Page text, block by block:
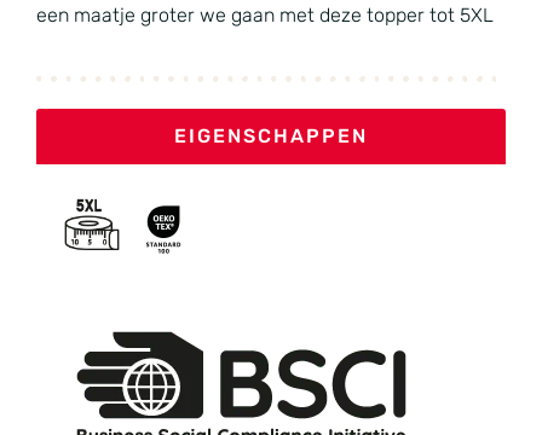
een maatje groter we gaan met deze topper tot 5XL
EIGENSCHAPPEN